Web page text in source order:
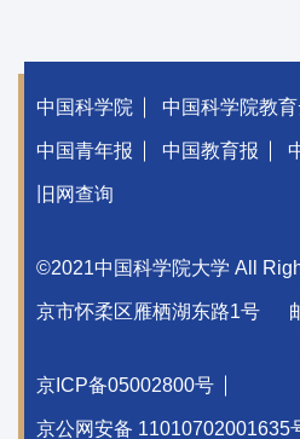
中国科学院 中国科学院教育
中国青年报 中国教育报
旧网查询
©2021中国科学院大学 All
京市怀柔区雁栖湖东路1号
京ICP备05002800号
京公网安备 11010702001635